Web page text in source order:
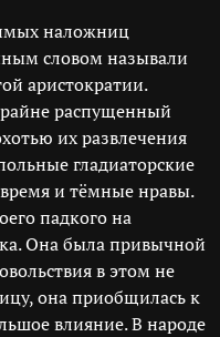
наложниц
словом называли
аристократии.
распущенный
их развлечения
гладиаторские
и тёмные нравы.
падкого на
Она была привычной
в этом не
она приобщилась к
влияние. В народе